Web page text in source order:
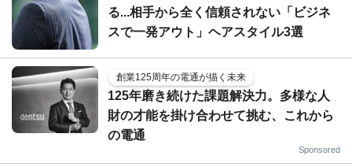
る...相手から全く信頼されない「ビジネ
スで一発アウト」ヘアスタイル3選
創業125周年の電通が描く未来
125年磨き続けた課題解決力。多様な人
財の才能を掛け合わせて挑む、これから
の電通
Sponsored